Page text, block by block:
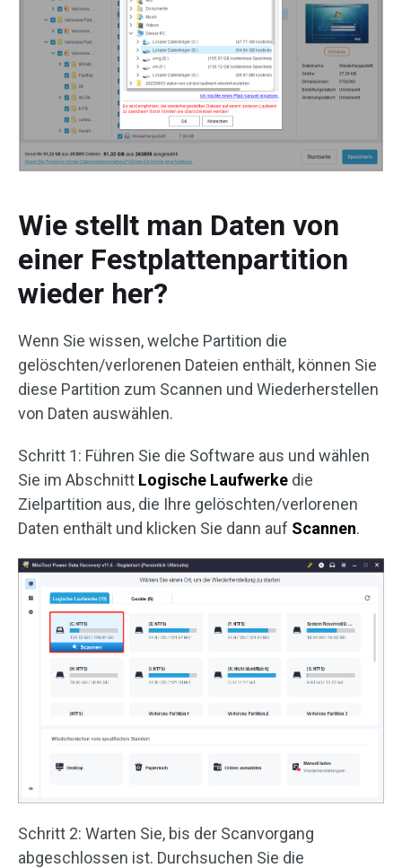
Wie stellt man Daten von
einer Festplattenpartition
wieder her?
Wenn Sie wissen, welche Partition die
gelöschten/verlorenen Dateien enthält, können Sie
diese Partition zum Scannen und Wiederherstellen
von Daten auswählen.
Schritt 1: Führen Sie die Software aus und wählen
Sie im Abschnitt Logische Laufwerke die
Zielpartition aus, die Ihre gelöschten/verlorenen
Daten enthält und klicken Sie dann auf Scannen.
Schritt 2: Warten Sie, bis der Scanvorgang
abgeschlossen ist. Durchsuchen Sie die